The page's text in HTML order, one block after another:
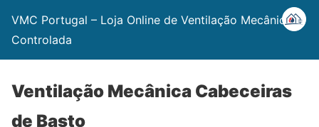
VMC Portugal – Loja Online de Ventilação Mecânica
Controlada
Ventilação Mecânica Cabeceiras
de Basto